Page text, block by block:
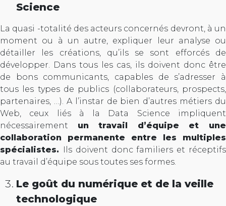
Science
La quasi -totalité des acteurs concernés devront, à un
moment ou à un autre, expliquer leur analyse ou
détailler les créations, qu’ils se sont efforcés de
développer. Dans tous les cas, ils doivent donc être
de bons communicants, capables de s’adresser à
tous les types de publics (collaborateurs, prospects,
partenaires, …). A l’instar de bien d’autres métiers du
Web, ceux liés à la Data Science impliquent
nécessairement un travail d’équipe et une
collaboration permanente entre les multiples
spécialistes. Ils doivent donc familiers et réceptifs
au travail d’équipe sous toutes ses formes.
Le goût du numérique et de la veille
technologique